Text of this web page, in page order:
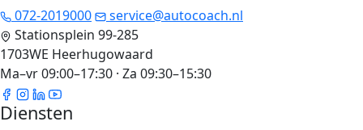
072-2019000
service@autocoach.nl
Stationsplein 99-285
1703WE Heerhugowaard
Ma–vr 09:00–17:30 · Za 09:30–15:30
Diensten